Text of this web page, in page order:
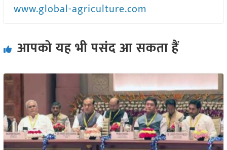
www.global-agriculture.com
आपको यह भी पसंद आ सकता हैं